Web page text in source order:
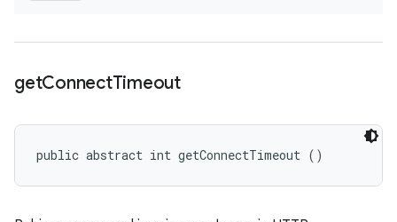
getConnectTimeout
public abstract int getConnectTimeout ()